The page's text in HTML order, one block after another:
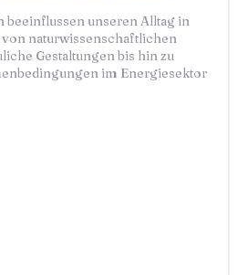
beeinflussen unseren Alltag in
naturwissenschaftlichen
Gestaltungen bis hin zu
im Energiesektor